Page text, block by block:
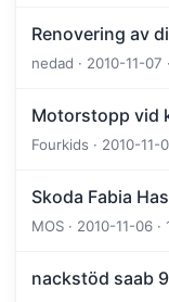
Renovering av
nedad · 2010-11-07
Motorstopp vid
Fourkids · 2010-11-
Skoda Fabia
MOS · 2010-11-06
nackstöd saab